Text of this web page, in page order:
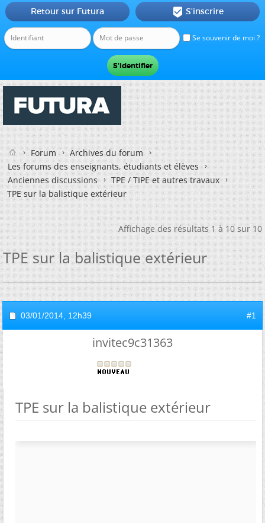
Se souvenir de moi ?
Retour sur Futura  S'inscrire
Forum
Archives du forum
Les forums des enseignants, étudiants et élèves
Anciennes discussions
TPE / TIPE et autres travaux
TPE sur la balistique extérieur
Affichage des résultats 1 à 10 sur 10
TPE sur la balistique extérieur
03/01/2014, 12h39 #1
invitec9c31363
TPE sur la balistique extérieur